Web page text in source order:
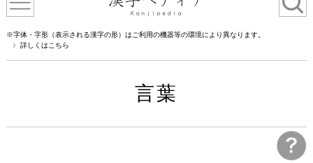
※字体・字形（表示される漢字の形）はご利用の機器等の環境により異なります。
詳しくはこちら
言葉